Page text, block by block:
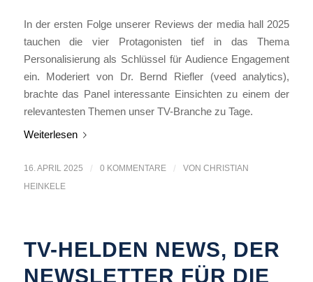
In der ersten Folge unserer Reviews der media hall 2025
tauchen die vier Protagonisten tief in das Thema
Personalisierung als Schlüssel für Audience Engagement
ein. Moderiert von Dr. Bernd Riefler (veed analytics),
brachte das Panel interessante Einsichten zu einem der
relevantesten Themen unser TV-Branche zu Tage.
Weiterlesen
16. APRIL 2025 / 0 KOMMENTARE / VON CHRISTIAN
HEINKELE
TV-HELDEN NEWS, DER
NEWSLETTER FÜR DIE